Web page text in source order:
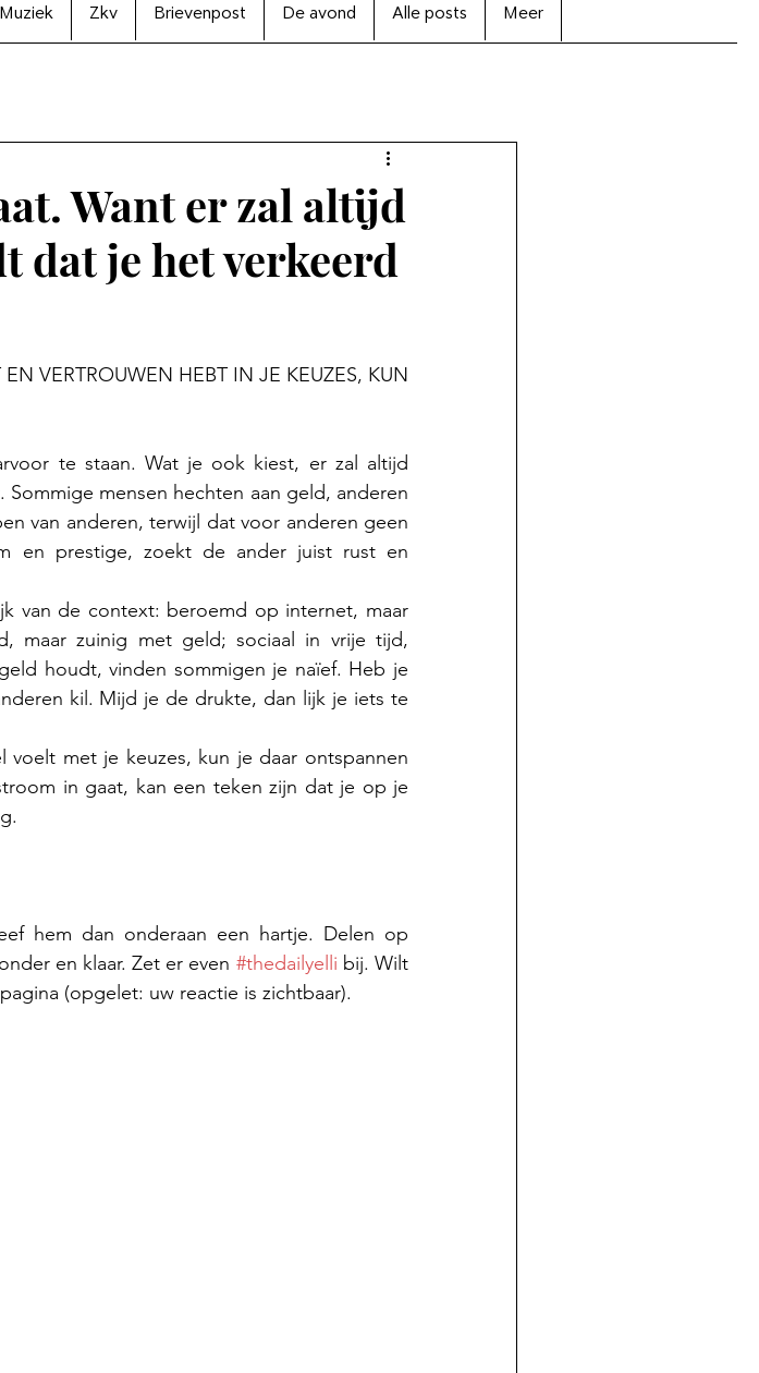
Muziek Zkv Brievenpost De avond Alle posts Meer
Want er zal altijd
dat je het verkeerd
VERTROUWEN HEBT IN JE KEUZES, KUN
te staan. Wat je ook kiest, er zal altijd
mensen hechten aan geld, anderen
van anderen, terwijl dat voor anderen geen
en prestige, zoekt de ander juist rust en
van de context: beroemd op internet, maar
maar zuinig met geld; sociaal in vrije tijd,
houdt, vinden sommigen je naïef. Heb je
kil. Mijd je de drukte, dan lijk je iets te
met je keuzes, kun je daar ontspannen
in gaat, kan een teken zijn dat je op je
hem dan onderaan een hartje. Delen op
en klaar. Zet er even #thedailyelli bij. Wilt
(opgelet: uw reactie is zichtbaar).